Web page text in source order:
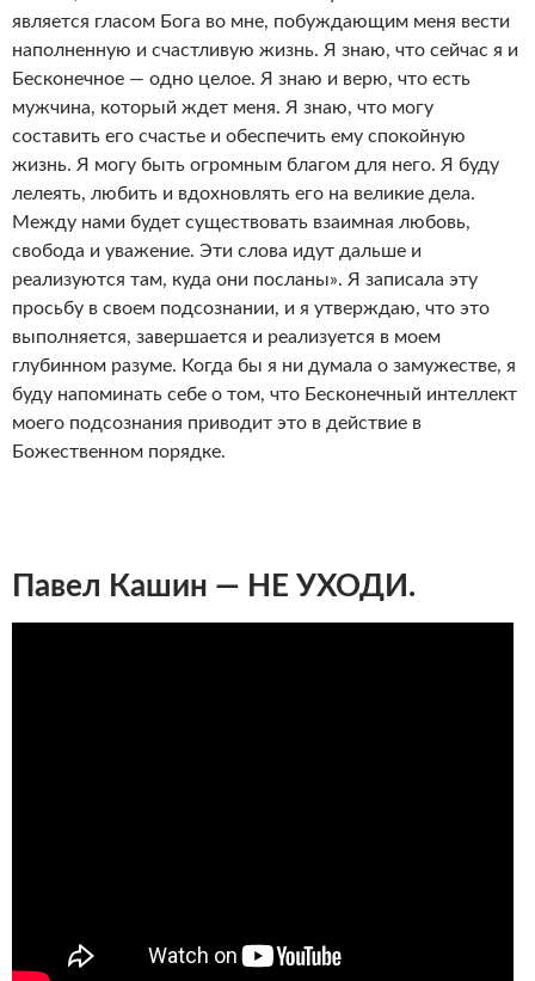
является гласом Бога во мне, побуждающим меня вести
наполненную и счастливую жизнь. Я знаю, что сейчас я и
Бесконечное — одно целое. Я знаю и верю, что есть
мужчина, который ждет меня. Я знаю, что могу
составить его счастье и обеспечить ему спокойную
жизнь. Я могу быть огромным благом для него. Я буду
лелеять, любить и вдохновлять его на великие дела.
Между нами будет существовать взаимная любовь,
свобода и уважение. Эти слова идут дальше и
реализуются там, куда они посланы». Я записала эту
просьбу в своем подсознании, и я утверждаю, что это
выполняется, завершается и реализуется в моем
глубинном разуме. Когда бы я ни думала о замужестве, я
буду напоминать себе о том, что Бесконечный интеллект
моего подсознания приводит это в действие в
Божественном порядке.
Павел Кашин — НЕ УХОДИ.